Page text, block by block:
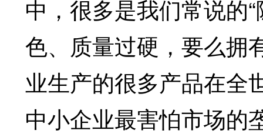
中，很多是我们常说的
色、质量过硬，要么拥
业生产的很多产品在全
中小企业最害怕市场的